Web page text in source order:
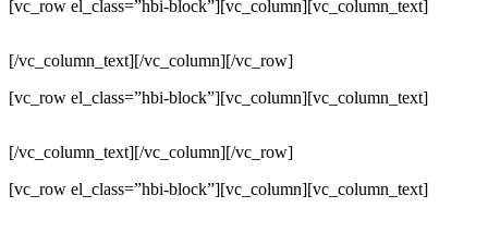
[vc_row el_class=”hbi-block”][vc_column][vc_column_text]
[/vc_column_text][/vc_column][/vc_row]
[vc_row el_class=”hbi-block”][vc_column][vc_column_text]
[/vc_column_text][/vc_column][/vc_row]
[vc_row el_class=”hbi-block”][vc_column][vc_column_text]